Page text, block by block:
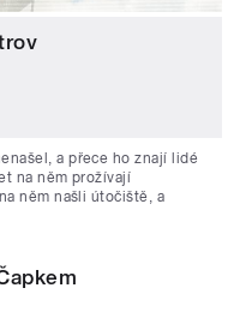
a přece ho znají lidé
na něm prožívají
něm našli útočiště, a